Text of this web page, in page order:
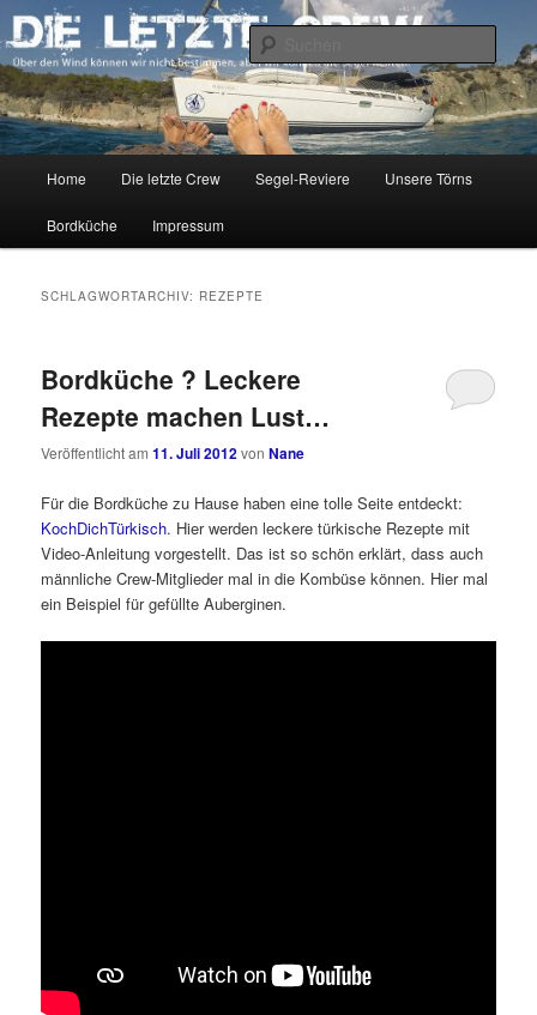
Zum
primären
Inhalt
springen
Zum
sekundären
Inhalt
springenDIE LETZTE CREW
Über den Wind können wir nicht bestimmen, aber wir können die Segel
richten.
Home Die letzte Crew Segel-Reviere Unsere Törns
Bordküche Impressum
SCHLAGWORTARCHIV: REZEPTE
Bordküche ? Leckere
Rezepte machen Lust…
Veröffentlicht am11. Juli 2012vonNane
Für die Bordküche zu Hause haben eine tolle Seite entdeckt:
KochDichTürkisch. Hier werden leckere türkische Rezepte mit
Video-Anleitung vorgestellt. Das ist so schön erklärt, dass auch
männliche Crew-Mitglieder mal in die Kombüse können. Hier mal
ein Beispiel für gefüllte Auberginen.